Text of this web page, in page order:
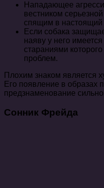
Нападающее
вестником
спящим в настоящий
Если собака
наяву у него
стараниями
проблем.
Плохим знаком является
Его появление в образах
предзнаменование
Сонник Фрейда